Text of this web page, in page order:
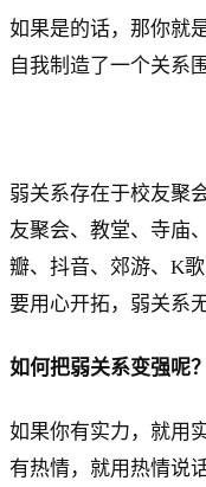
如果是的话，那你就
自我制造了一个关系
弱关系存在于校友聚
友聚会、教堂、寺庙
瓣、抖音、郊游、K
要用心开拓，弱关系
如何把弱关系变强呢？
如果你有实力，就用
有热情，就用热情说